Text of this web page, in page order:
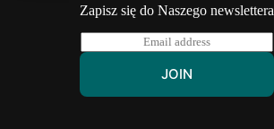
Zapisz się do Naszego newslettera
E
m
l
JOIN